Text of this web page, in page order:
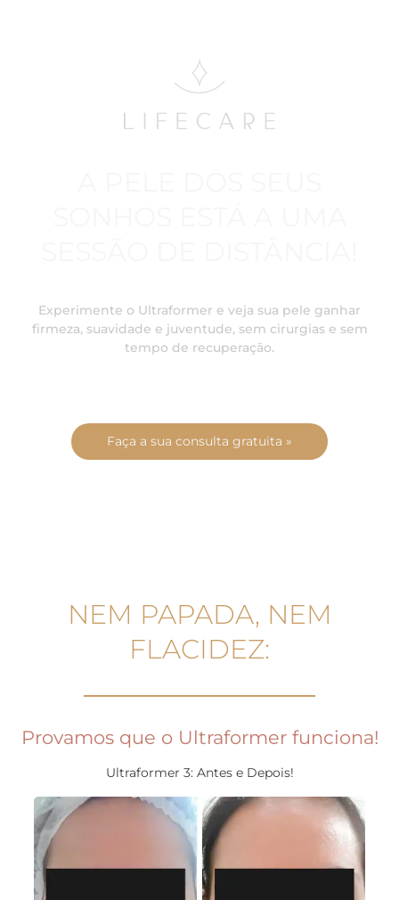
Experimente o Ultraformer e veja sua pele ganhar
firmeza, suavidade e juventude, sem cirurgias e sem
tempo de recuperação.
Faça a sua consulta gratuita »
NEM PAPADA, NEM
FLACIDEZ:
Provamos que o Ultraformer funciona!
Ultraformer 3: Antes e Depois!